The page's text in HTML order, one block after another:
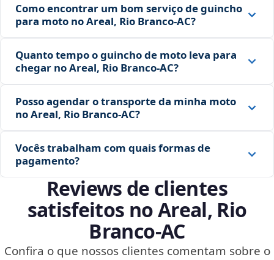
Como encontrar um bom serviço de guincho
para moto no Areal, Rio Branco‑AC?
Quanto tempo o guincho de moto leva para
chegar no Areal, Rio Branco‑AC?
Posso agendar o transporte da minha moto
no Areal, Rio Branco‑AC?
Vocês trabalham com quais formas de
pagamento?
Reviews de clientes
satisfeitos no Areal, Rio
Branco‑AC
Confira o que nossos clientes comentam sobre o